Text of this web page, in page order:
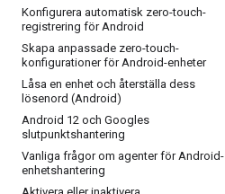
Konfigurera automatisk zero-touch-
registrering för Android
Skapa anpassade zero-touch-
konfigurationer för Android-enheter
Låsa en enhet och återställa dess
lösenord (Android)
Android 12 och Googles
slutpunktshantering
Vanliga frågor om agenter för Android-
enhetshantering